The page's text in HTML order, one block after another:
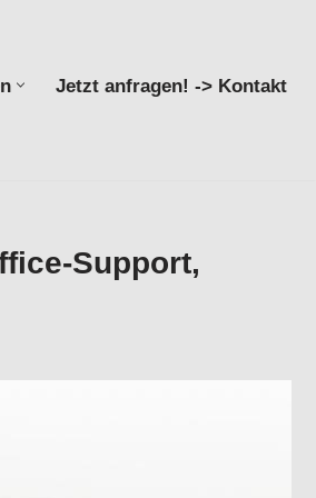
Jetzt anfragen! -> Kontakt
Support,